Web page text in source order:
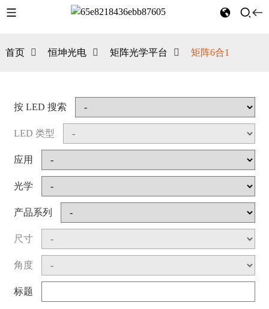
首页 恒坤光电 矩阵光学平台 矩阵6合1
按 LED 搜索
LED 类型
应用
光学
产品系列
尺寸
角度
标题